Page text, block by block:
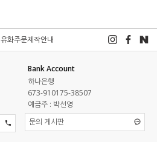
유화주문제작안내
Bank Account
하나은행
673-910175-38507
예금주 : 박선영
문의 게시판